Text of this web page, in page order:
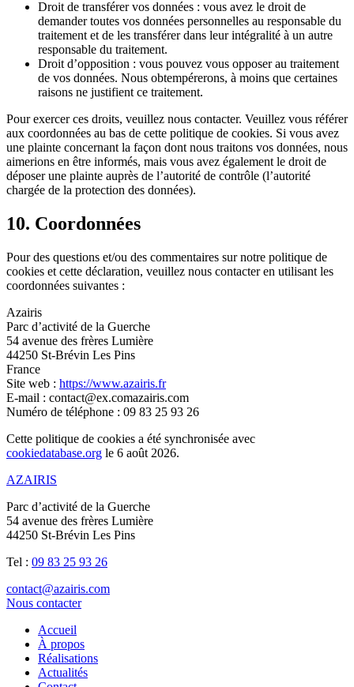
Droit de transférer vos données : vous avez le droit de
demander toutes vos données personnelles au responsable du
traitement et de les transférer dans leur intégralité à un autre
responsable du traitement.
Droit d’opposition : vous pouvez vous opposer au traitement
de vos données. Nous obtempérerons, à moins que certaines
raisons ne justifient ce traitement.
Pour exercer ces droits, veuillez nous contacter. Veuillez vous référer
aux coordonnées au bas de cette politique de cookies. Si vous avez
une plainte concernant la façon dont nous traitons vos données, nous
aimerions en être informés, mais vous avez également le droit de
déposer une plainte auprès de l’autorité de contrôle (l’autorité
chargée de la protection des données).
10. Coordonnées
Pour des questions et/ou des commentaires sur notre politique de
cookies et cette déclaration, veuillez nous contacter en utilisant les
coordonnées suivantes :
Azairis
Parc d’activité de la Guerche
54 avenue des frères Lumière
44250 St-Brévin Les Pins
France
Site web : https://www.azairis.fr
E-mail : contact@ex.comazairis.com
Numéro de téléphone : 09 83 25 93 26
Cette politique de cookies a été synchronisée avec
cookiedatabase.org le 6 août 2026.
AZAIRIS
Parc d’activité de la Guerche
54 avenue des frères Lumière
44250 St-Brévin Les Pins
Tel : 09 83 25 93 26
contact@azairis.com
Nous contacter
Accueil
À propos
Réalisations
Actualités